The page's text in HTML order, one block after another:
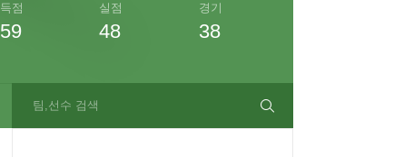
득점
59
실점
48
경기
38
팀,선수 검색